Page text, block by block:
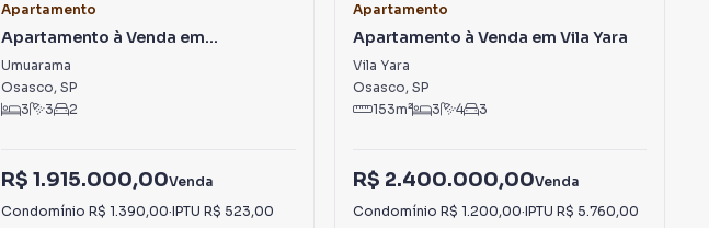
Apartamento
Apartamento à Venda em
Umuarama
Umuarama
Osasco, SP
3
3 2
R$ 1.915.000,00Venda
Condomínio R$ 1.390,00·IPTU R$ 523,00
Apartamento
Apartamento à Venda em Vila Yara
Vila Yara
Osasco, SP
153m² 3 4 3
R$ 2.400.000,00Venda
Condomínio R$ 1.200,00·IPTU R$ 5.760,00